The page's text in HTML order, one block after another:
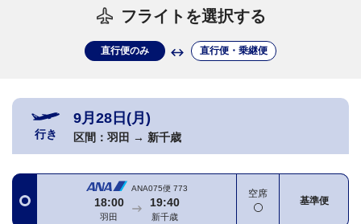
フライトを選択する
直行便のみ 直行便・乗継便
行き
9月28日(月)
区間： 羽田 → 新千歳
ANA075便 773
18:00
羽田
19:40
新千歳
空席
基準便